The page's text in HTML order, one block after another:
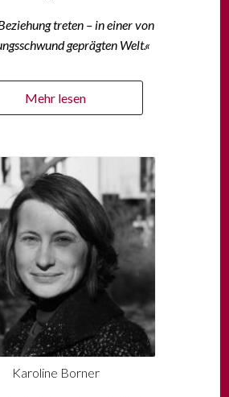
treten – in einer von
geprägten Welt.«
Mehr lesen
Karoline Borner